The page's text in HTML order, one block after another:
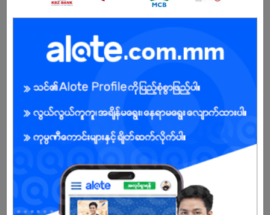
Open To : Male/Female
Already Expired
REGISTER NOW!
More Similar Jobs